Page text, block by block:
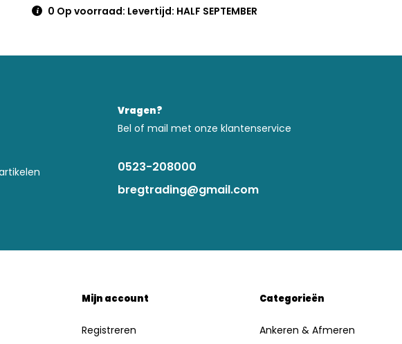
0 Op voorraad: Levertijd: HALF SEPTEMBER
Vragen?
Bel of mail met onze klantenservice
0523-208000
bregtrading@gmail.com
Mijn account
Registreren
Categorieën
Ankeren & Afmeren